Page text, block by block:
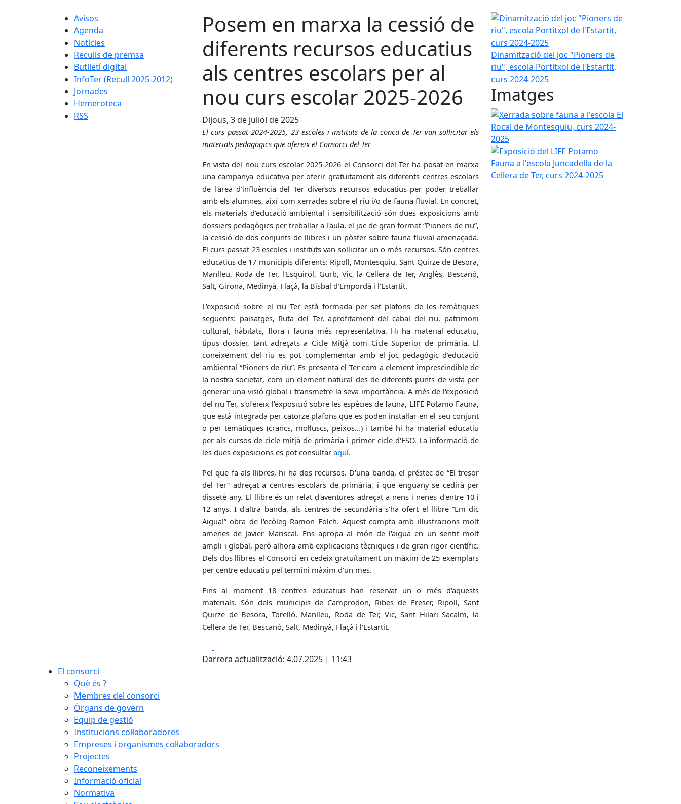
Avisos
Agenda
Notícies
Reculls de premsa
Butlletí digital
InfoTer (Recull 2025-2012)
Jornades
Hemeroteca
RSS
Posem en marxa la cessió de
diferents recursos educatius
als centres escolars per al
nou curs escolar 2025-2026
Dijous, 3 de juliol de 2025
El curs passat 2024-2025, 23 escoles i instituts de la conca de Ter van sol·licitar els
materials pedagògics que ofereix el Consorci del Ter
En vista del nou curs escolar 2025-2026 el Consorci del Ter ha posat en marxa
una campanya educativa per oferir gratuïtament als diferents centres escolars
de l'àrea d'influència del Ter diversos recursos educatius per poder treballar
amb els alumnes, així com xerrades sobre el riu i/o de fauna fluvial. En concret,
els materials d'educació ambiental i sensibilització són dues exposicions amb
dossiers pedagògics per treballar a l'aula, el joc de gran format “Pioners de riu”,
la cessió de dos conjunts de llibres i un pòster sobre fauna fluvial amenaçada.
El curs passat 23 escoles i instituts van sol·licitar un o més recursos. Són centres
educatius de 17 municipis diferents: Ripoll, Montesquiu, Sant Quirze de Besora,
Manlleu, Roda de Ter, l'Esquirol, Gurb, Vic, la Cellera de Ter, Anglès, Bescanó,
Salt, Girona, Medinyà, Flaçà, la Bisbal d'Empordà i l'Estartit.
L'exposició sobre el riu Ter està formada per set plafons de les temàtiques
següents: paisatges, Ruta del Ter, aprofitament del cabal del riu, patrimoni
cultural, hàbitats, flora i fauna més representativa. Hi ha material educatiu,
tipus dossier, tant adreçats a Cicle Mitjà com Cicle Superior de primària. El
coneixement del riu es pot complementar amb el joc pedagògic d'educació
ambiental “Pioners de riu”. Es presenta el Ter com a element imprescindible de
la nostra societat, com un element natural des de diferents punts de vista per
generar una visió global i transmetre la seva importància. A més de l'exposició
del riu Ter, s'ofereix l'exposició sobre les espècies de fauna, LIFE Potamo Fauna,
que està integrada per catorze plafons que es poden instal·lar en el seu conjunt
o per temàtiques (crancs, mol·luscs, peixos...) i també hi ha material educatiu
per als cursos de cicle mitjà de primària i primer cicle d'ESO. La informació de
les dues exposicions es pot consultar aquí.
Pel que fa als llibres, hi ha dos recursos. D'una banda, el préstec de “El tresor
del Ter” adreçat a centres escolars de primària, i que enguany se cedirà per
dissetè any. El llibre és un relat d'aventures adreçat a nens i nenes d'entre 10 i
12 anys. I d'altra banda, als centres de secundària s'ha ofert el llibre “Em dic
Aigua!” obra de l'ecòleg Ramon Folch. Aquest compta amb il·lustracions molt
amenes de Javier Mariscal. Ens apropa al món de l'aigua en un sentit molt
ampli i global, però alhora amb explicacions tècniques i de gran rigor científic.
Dels dos llibres el Consorci en cedeix gratuïtament un màxim de 25 exemplars
per centre educatiu pel termini màxim d'un mes.
Fins al moment 18 centres educatius han reservat un o més d'aquests
materials. Són dels municipis de Camprodon, Ribes de Freser, Ripoll, Sant
Quirze de Besora, Torelló, Manlleu, Roda de Ter, Vic, Sant Hilari Sacalm, la
Cellera de Ter, Bescanó, Salt, Medinyà, Flaçà i l'Estartit.
Darrera actualització: 4.07.2025 | 11:43
Dinamització del joc "Pioners de riu", escola
Dinamització del joc "Pioners de
riu", escola Portitxol de l'Estartit,
curs 2024-2025
Imatges
Xerrada sobre fauna a l'escola El Rocal de
Exposició del LIFE Potamo Fauna a l'escola
El consorci
Què és ?
Membres del consorci
Òrgans de govern
Equip de gestió
Institucions col·laboradores
Empreses i organismes col·laboradors
Projectes
Reconeixements
Informació oficial
Normativa